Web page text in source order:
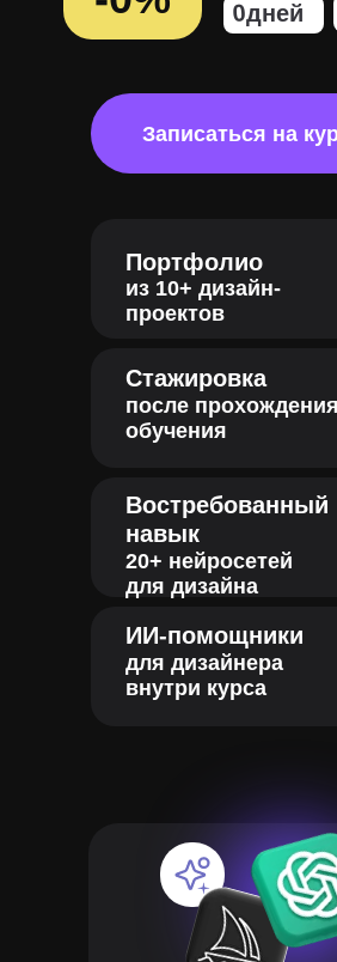
0дней
Записаться на
ИИ-помощники
для дизайнера
внутри курса
Портфолио
из 10+ дизайн-
проектов
Стажировка
после прохождения
обучения
Востребованный
навык
20+ нейросетей
для дизайна